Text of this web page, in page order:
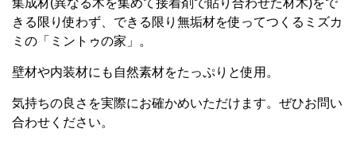
集成材(異なる木を集めて接着剤で貼り合わせた材木)をで
きる限り使わず、できる限り無垢材を使ってつくるミズカ
ミの「ミントゥの家」。
壁材や内装材にも自然素材をたっぷりと使用。
気持ちの良さを実際にお確かめいただけます。ぜひお問い
合わせください。